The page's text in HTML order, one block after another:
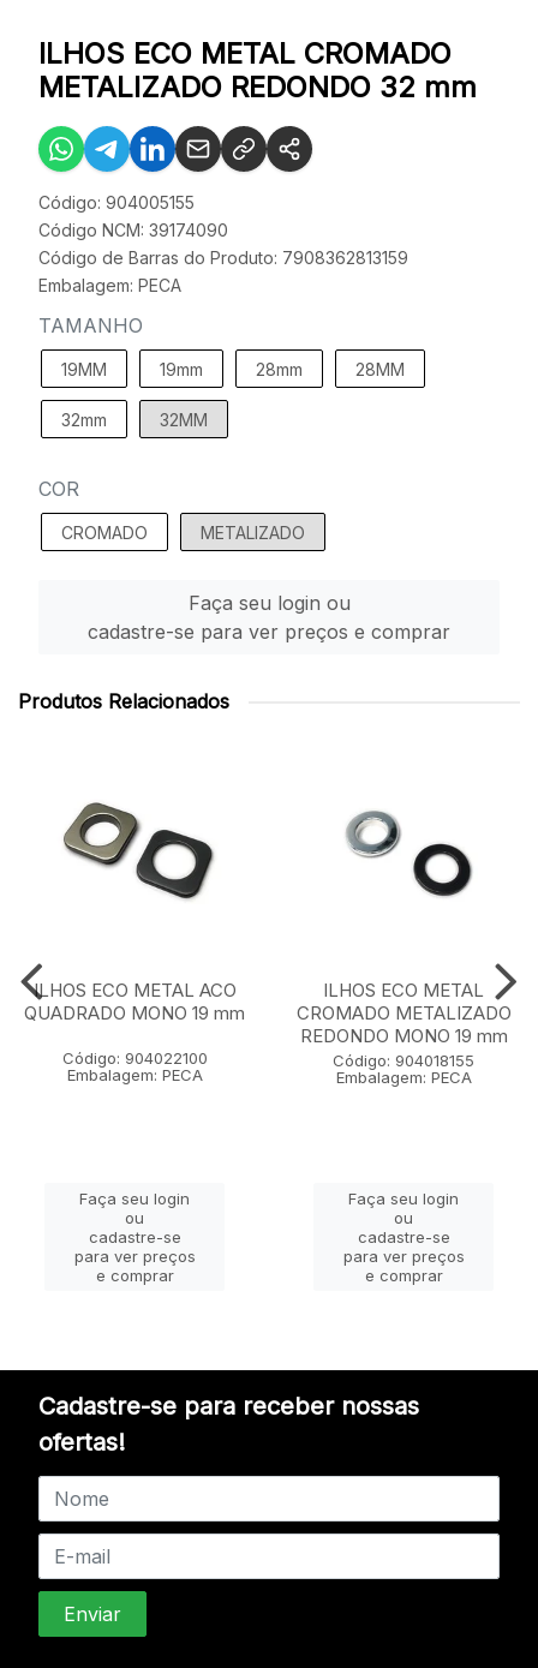
ILHOS ECO METAL CROMADO
METALIZADO REDONDO 32 mm
Código: 904005155
Código NCM: 39174090
Código de Barras do Produto: 7908362813159
Embalagem: PECA
TAMANHO
19MM 19mm 28mm 28MM
32mm 32MM
COR
CROMADO METALIZADO
Faça seu login ou
cadastre-se para ver preços e comprar
Produtos Relacionados
ILHOS ECO METAL ACO
QUADRADO MONO 19 mm
Código: 904022100
Embalagem: PECA
Faça seu login
ou
cadastre-se
para ver preços
e comprar
ILHOS ECO METAL
CROMADO METALIZADO
REDONDO MONO 19 mm
Código: 904018155
Embalagem: PECA
Faça seu login
ou
cadastre-se
para ver preços
e comprar
Cadastre-se para receber nossas
ofertas!